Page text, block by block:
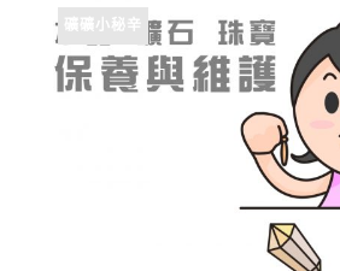
礦礦小秘辛